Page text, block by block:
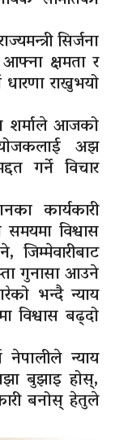
सिर्जना
क्षमता र
राख्नुभयो
शर्माले आजको
अझ
गर्ने विचार
कार्यकारी
विश्वास
जिम्मेवारीबाट
गुनासा आउने
भन्दै न्याय
विश्वास बढ्दो
नेपालीले न्याय
बुझाइ होस्,
बनोस् हेतुले